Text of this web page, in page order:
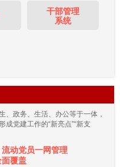
干部管理
系统
、政务、生活、办公等于一体，
党建工作的“新亮点”“新支
动党员一网管理
覆盖